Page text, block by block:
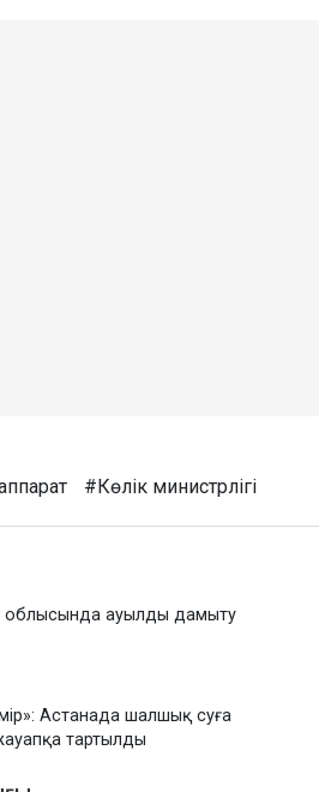
#Көлік министрлігі
облысында ауылды дамыту
Астанада шалшық суға
тартылды